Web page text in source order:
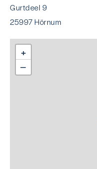
Gurtdeel 9
25997 Hörnum
+
−